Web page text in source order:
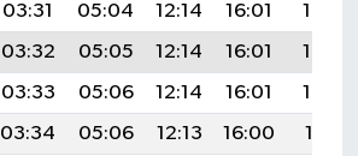
03:31 05:04 12:14 16:01
19:14
03:32 05:05 12:14 16:01
19:13
03:33 05:06 12:14 16:01
19:12
03:34 05:06 12:13 16:00
19:11